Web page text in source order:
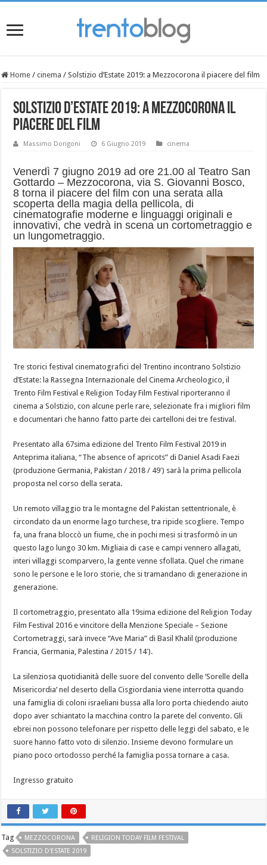
Home / cinema / Solstizio d’Estate 2019: a Mezzocorona il piacere del film
Solstizio d’Estate 2019: a Mezzocorona il
piacere del film
Massimo Dorigoni 6 Giugno 2019 cinema
Venerdì 7 giugno 2019 ad ore 21.00 al Teatro San
Gottardo – Mezzocorona, via S. Giovanni Bosco,
8 torna il piacere del film con una serata alla
scoperta della magia della pellicola, di
cinematografie moderne e linguaggi originali e
innovativi, che vedrà in scena un cortometraggio e
un lungometraggio.
Tre storici festival cinematografici del Trentino incontrano Solstizio
d’Estate: la Rassegna Internazionale del Cinema Archeologico, il
Trento Film Festival e Religion Today Film Festival riporteranno il
cinema a Solstizio, con alcune perle rare, selezionate fra i migliori film
e documentari che hanno fatto parte dei cartelloni dei tre festival.
Presentato alla 67sima edizione del Trento Film Festival 2019 in
Anteprima italiana, “The absence of apricots” di Daniel Asadi Faezi
(produzione Germania, Pakistan / 2018 / 49′) sarà la prima pellicola
proposta nel corso della serata.
Un remoto villaggio tra le montagne del Pakistan settentrionale, è
circondato da un enorme lago turchese, tra ripide scogliere. Tempo
fa, una frana bloccò un fiume, che in pochi mesi si trasformò in un
questo lago lungo 30 km. Migliaia di case e campi vennero allagati,
interi villaggi scomparvero, la gente venne sfollata. Quel che rimane
sono le persone e le loro storie, che si tramandano di generazione in
generazione.
Il cortometraggio, presentato alla 19sima edizione del Religion Today
Film Festival 2016 e vincitore della Menzione Speciale – Sezione
Cortometraggi, sarà invece “Ave Maria” di Basil Khalil (produzione
Francia, Germania, Palestina / 2015 / 14′).
La silenziosa quotidianità delle suore del convento delle ‘Sorelle della
Misericordia’ nel deserto della Cisgiordania viene interrotta quando
una famiglia di coloni israeliani bussa alla loro porta chiedendo aiuto
dopo aver schiantato la macchina contro la parete del convento. Gli
ebrei non possono telefonare per rispetto delle leggi del sabato, e le
suore hanno fatto voto di silenzio. Insieme devono formulare un
piano poco ortodosso perché la famiglia possa tornare a casa.
Ingresso gratuito
Tag MEZZOCORONA
RELIGION TODAY FILM FESTIVAL
SOLSTIZIO D'ESTATE 2019